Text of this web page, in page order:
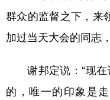
群众的监督之下，来
加过当天大会的同志
谢邦定说：“现在
的，唯一的印象是